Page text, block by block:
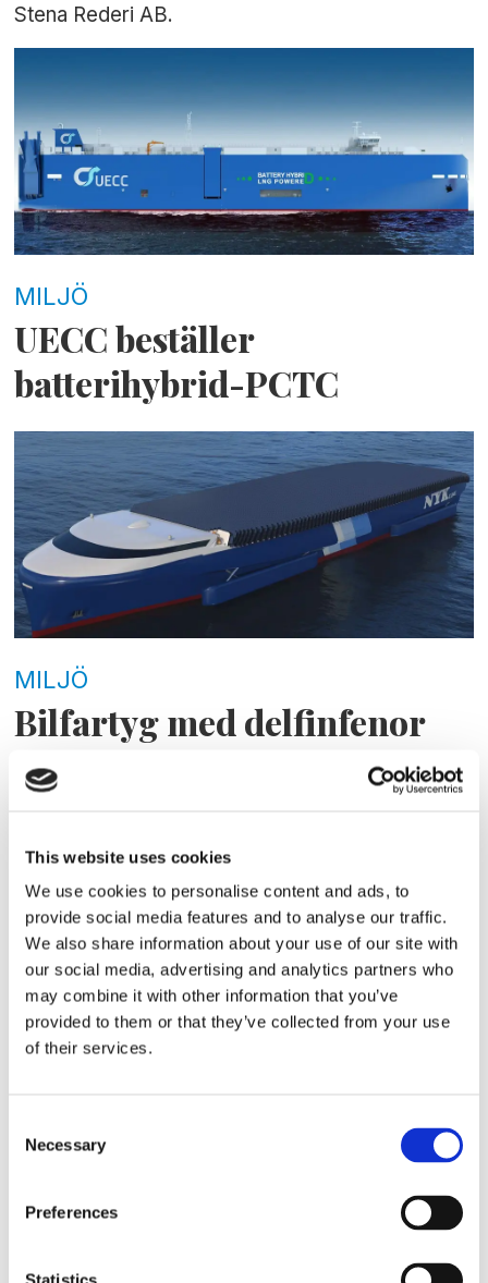
This website uses cookies
We use cookies to personalise content and ads, to
provide social media features and to analyse our traffic.
We also share information about your use of our site with
our social media, advertising and analytics partners who
may combine it with other information that you’ve
provided to them or that they’ve collected from your use
of their services.
Selection
Necessary
Preferences
Stena Rederi AB.
MILJÖ
UECC beställer
batterihybrid-PCTC
MILJÖ
Bilfartyg med delfinfenor
EKONOMI
Ny containerallians bildad